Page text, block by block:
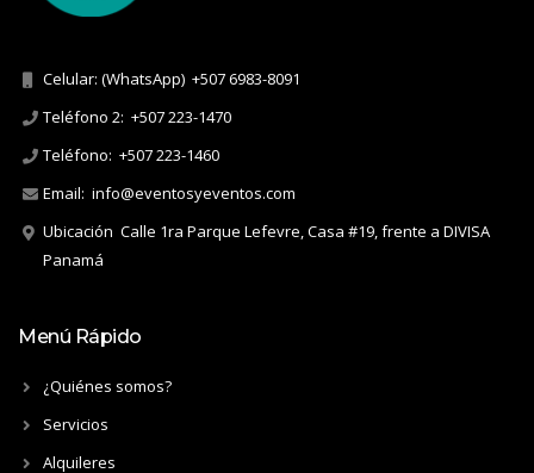
Celular: (WhatsApp) +507 6983-8091
Teléfono 2: +507 223-1470
Teléfono: +507 223-1460
Email: info@eventosyeventos.com
Ubicación Calle 1ra Parque Lefevre, Casa #19, frente a DIVISA
Panamá
Menú Rápido
¿Quiénes somos?
Servicios
Alquileres